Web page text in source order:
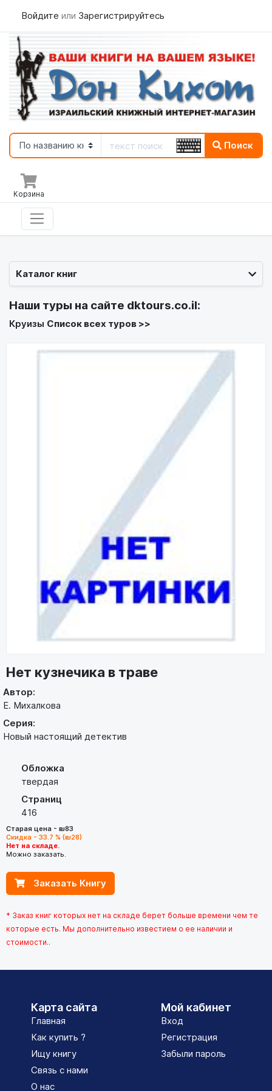
Войдите или Зарегистрируйтесь
Поиск
Корзина
Каталог книг
Наши туры на сайте dktours.co.il:
Круизы Список всех туров >>
Нет кузнечика в траве
Автор:
Е. Михалкова
Серия:
Новый настоящий детектив
Обложка
твердая
Страниц
416
Старая цена - ₪83
Скидка - 33.7 % (₪28)
Нет на складе.
Можно заказать.
Заказать Книгу
* Заказ книг которых нет на складе берет больше времени чем те
которые есть. Мы дополнительно известием о ее наличии и
стоимости..
Карта сайта
Главная
Как купить ?
Ищу книгу
Связь с нами
О нас
Мой кабинет
Вход
Регистрация
Забыли пароль